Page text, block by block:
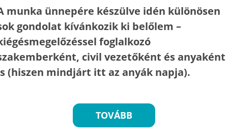
munka ünnepére készülve idén különösen
gondolat kívánkozik ki belőlem –
foglalkozó
civil vezetőként és anyaként
(hiszen mindjárt itt az anyák napja).
TOVÁBB